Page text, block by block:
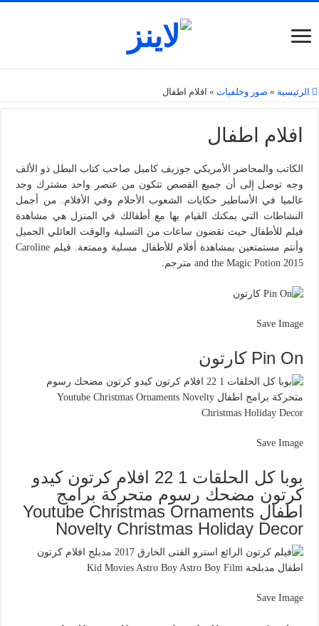
الرئيسية » صور وخلفيات » افلام اطفال
افلام اطفال
الكاتب والمحاضر الأمريكي جوزيف كامبل صاحب كتاب البطل ذو الألف
وجه توصل إلى أن جميع القصص تتكون من عنصر واحد مشترك وجد
عالميا في الأساطير حكايات الشعوب الأحلام وفي الأفلام. من أجمل
النشاطات التي يمكنك القيام بها مع أطفالك في المنزل هي مشاهدة
فيلم للأطفال حيث تقضون ساعات من التسلية والوقت العائلي الجميل
وأنتم مستمتعين بمشاهدة أفلام للأطفال مسلية وممتعة. فيلم Caroline
and the Magic Potion 2015 مترجم.
Save Image
Pin On كارتون
Save Image
بوبا كل الحلقات 1 22 افلام كرتون كيدو
كرتون مضحك رسوم متحركة برامج
اطفال Youtube Christmas Ornaments
Novelty Christmas Holiday Decor
Save Image